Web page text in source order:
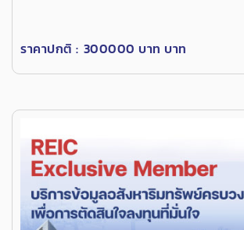
ราคาปกติ : 300000 บาท บาท